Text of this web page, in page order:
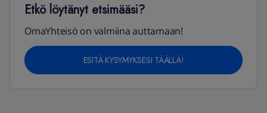
Etkö löytänyt etsimääsi?
OmaYhteisö on valmiina auttamaan!
ESITÄ KYSYMYKSESI TÄÄLLÄ!